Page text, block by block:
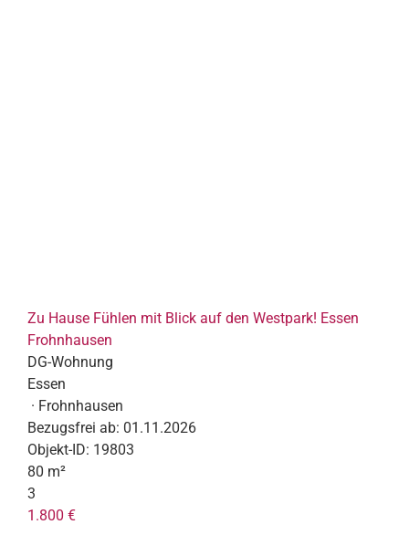
Zu Hause Fühlen mit Blick auf den Westpark! Essen
Frohnhausen
DG-Wohnung
Essen
· Frohnhausen
Bezugsfrei ab: 01.11.2026
Objekt-ID: 19803
80 m²
3
1.800 €